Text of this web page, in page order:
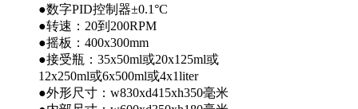
●数字PID控制器±0.1°C
●转速：20到200RPM
●摇板：400x300mm
●接受瓶：35x50ml或20x125ml或
12x250ml或6x500ml或4x1liter
●外形尺寸：w830xd415xh350毫米